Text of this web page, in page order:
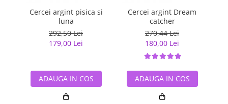
Cercei argint pisica si
luna
292,50 Lei
179,00 Lei
ADAUGA IN COS
Cercei argint Dream
catcher
270,44 Lei
180,00 Lei
ADAUGA IN COS